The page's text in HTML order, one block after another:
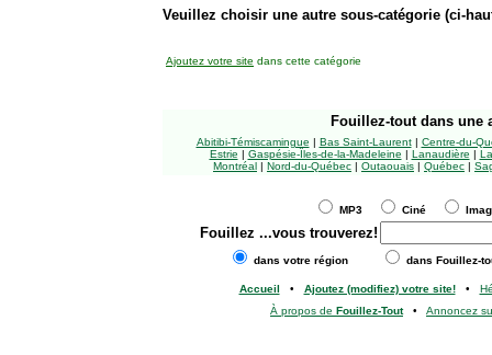
Veuillez choisir une autre sous-catégorie (ci-
Ajoutez votre site dans cette catégorie
Fouillez-tout dans une
Abitibi-Témiscamingue | Bas Saint-Laurent| Centre-du-
Estrie | Gaspésie-Îles-de-la-Madeleine | Lanaudière |
Montréal | Nord-du-Québec | Outaouais | Québec |
MP3 Ciné
Fouillez ...vous trouverez!
dans votre région dans Fouillez-
Accueil • Ajoutez (modifiez) votre site!•
À propos de Fouillez-Tout• Annoncez